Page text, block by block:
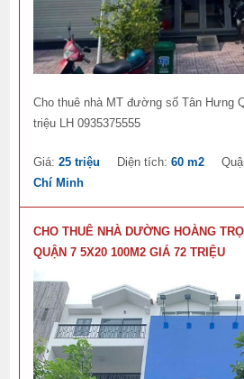
Cho thuê nhà MT đường số Tân Hưng
triệu LH 0935375555
Giá:25 triệu Diện tích:60 m2
Chí Minh
CHO THUÊ NHÀ DƯỜNG HOÀNG
QUẬN 7 5X20 100M2 GIÁ 72 TRIỆU